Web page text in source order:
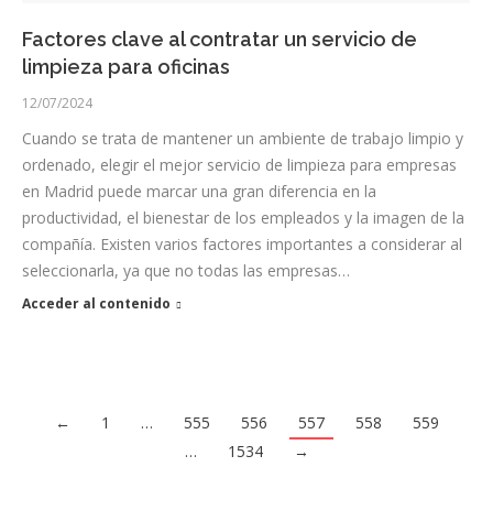
Factores clave al contratar un servicio de
limpieza para oficinas
12/07/2024
Cuando se trata de mantener un ambiente de trabajo limpio y
ordenado, elegir el mejor servicio de limpieza para empresas
en Madrid puede marcar una gran diferencia en la
productividad, el bienestar de los empleados y la imagen de la
compañía. Existen varios factores importantes a considerar al
seleccionarla, ya que no todas las empresas…
Acceder al contenido
← 1 … 555 556 557 558
559
…
1534 →